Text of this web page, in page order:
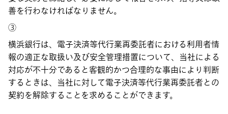
善を行わなければなりません。
③
横浜銀行は、電子決済等代行業再委託者における利用者情
報の適正な取扱い及び安全管理措置について、当社による
対応が不十分であると客観的かつ合理的な事由により判断
するときは、当社に対して電子決済等代行業再委託者との
契約を解除することを求めることができます。